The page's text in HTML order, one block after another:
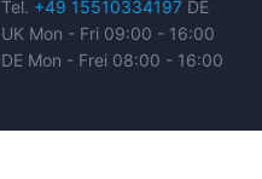
Tel. +49 15510334197DE
UK Mon - Fri 09:00 - 16:00
DE Mon - Frei 08:00 - 16:00